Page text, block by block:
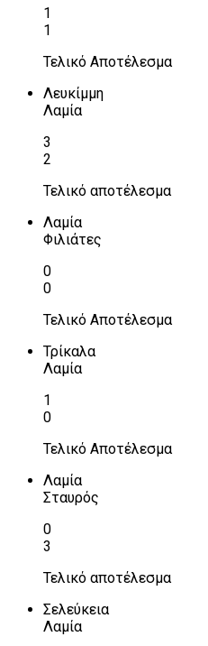
1
1
Τελικό Αποτέλεσμα
Λευκίμμη
Λαμία
3
2
Τελικό αποτέλεσμα
Λαμία
Φιλιάτες
0
0
Τελικό Αποτέλεσμα
Τρίκαλα
Λαμία
1
0
Τελικό Αποτέλεσμα
Λαμία
Σταυρός
0
3
Τελικό αποτέλεσμα
Σελεύκεια
Λαμία